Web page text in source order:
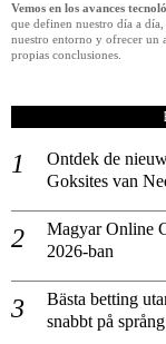
Vemos en los avances
que definen nuestro día a
nuestro entorno y ofrecer un
propias conclusiones.
Ontdek de
Goksites van
Magyar Online
2026-ban
Bästa betting
snabbt på språng